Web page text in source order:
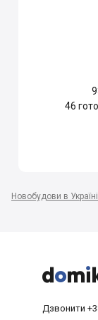
46
Новобудови в Україні
Дзвонити